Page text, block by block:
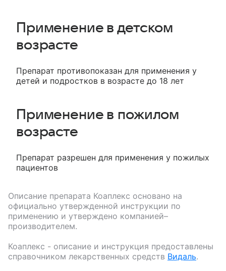
Применение в детском
возрасте
Препарат противопоказан для применения у
детей и подростков в возрасте до 18 лет
Применение в пожилом
возрасте
Препарат разрешен для применения у пожилых
пациентов
Описание препарата Коаплекс основано на
официально утвержденной инструкции по
применению и утверждено компанией–
производителем.
Коаплекс - описание и инструкция предоставлены
справочником лекарственных средств Видаль.